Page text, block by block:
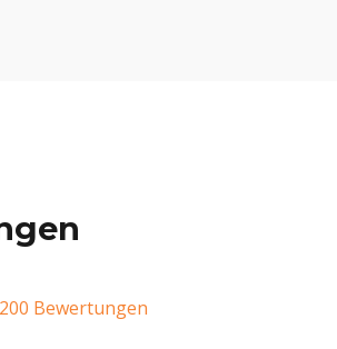
Bewertungen